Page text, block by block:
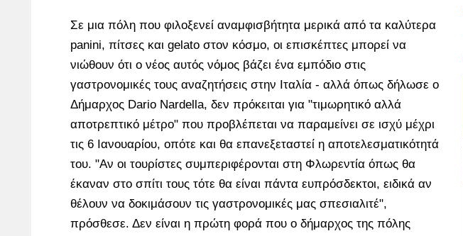
Σε μια πόλη που φιλοξενεί αναμφισβήτητα μερικά από τα καλύτερα
panini, πίτσες και gelato στον κόσμο, οι επισκέπτες μπορεί να
νιώθουν ότι ο νέος αυτός νόμος βάζει ένα εμπόδιο στις
γαστρονομικές τους αναζητήσεις στην Ιταλία - αλλά όπως δήλωσε ο
Δήμαρχος Dario Nardella, δεν πρόκειται για "τιμωρητικό αλλά
αποτρεπτικό μέτρο" που προβλέπεται να παραμείνει σε ισχύ μέχρι
τις 6 Ιανουαρίου, οπότε και θα επανεξεταστεί η αποτελεσματικότητά
του. "Αν οι τουρίστες συμπεριφέρονται στη Φλωρεντία όπως θα
έκαναν στο σπίτι τους τότε θα είναι πάντα ευπρόσδεκτοι, ειδικά αν
θέλουν να δοκιμάσουν τις γαστρονομικές μας σπεσιαλιτέ",
πρόσθεσε. Δεν είναι η πρώτη φορά που ο δήμαρχος της πόλης